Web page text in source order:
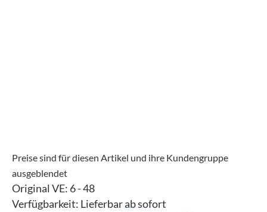
Preise sind für diesen Artikel und ihre Kundengruppe
ausgeblendet
Original VE: 6 - 48
Verfügbarkeit: Lieferbar ab sofort